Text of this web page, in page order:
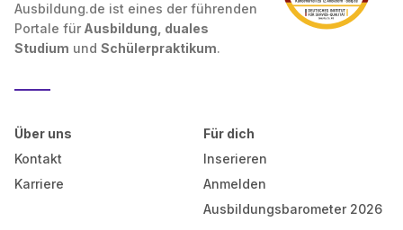
Ausbildung.de ist eines der führenden
Portale für Ausbildung, duales
Studium und Schülerpraktikum.
Über uns
Kontakt
Karriere
Für dich
Inserieren
Anmelden
Ausbildungsbarometer 2026